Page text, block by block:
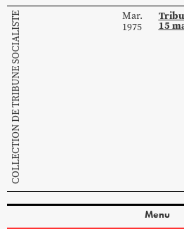
COLLECTION DE TRIBUNE SOCIALISTE
Mar.
1975
15
Menu